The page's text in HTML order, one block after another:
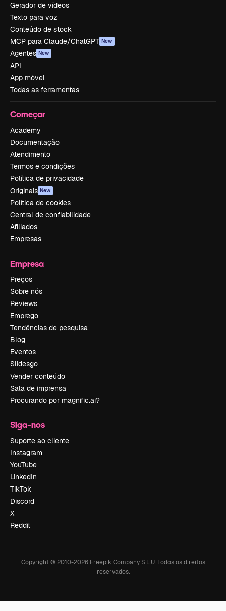
Gerador de vídeos
Texto para voz
Conteúdo de stock
MCP para Claude/ChatGPT New
Agentes New
API
App móvel
Todas as ferramentas
Começar
Academy
Documentação
Atendimento
Termos e condições
Política de privacidade
Originais New
Política de cookies
Central de confiabilidade
Afiliados
Empresas
Empresa
Preços
Sobre nós
Reviews
Emprego
Tendências de pesquisa
Blog
Eventos
Slidesgo
Vender conteúdo
Sala de imprensa
Procurando por magnific.ai?
Siga-nos
Suporte ao cliente
Instagram
YouTube
LinkedIn
TikTok
Discord
X
Reddit
Copyright © 2010-2026Freepik Company S.L.U. Todos os direitos
reservados.